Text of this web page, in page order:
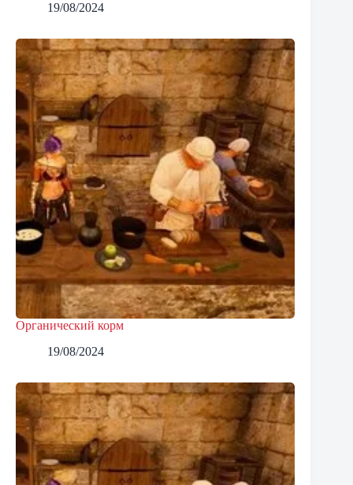
19/08/2024
Органический корм
19/08/2024